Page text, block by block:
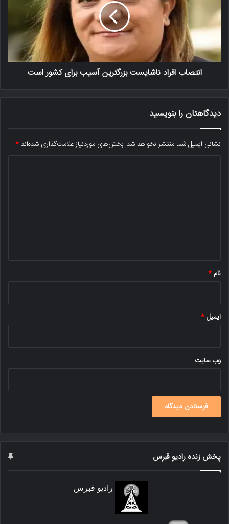
انتصاب افراد ناشایست بزرگترین آسیب برای کشور است
دیدگاهتان را بنویسید
نشانی ایمیل شما منتشر نخواهد شد. بخش‌های موردنیاز علامت‌گذاری شده‌اند*
نام *
ایمیل*
وب‌ سایت
پخش زنده رادیو قبرس
رادیو قبرس